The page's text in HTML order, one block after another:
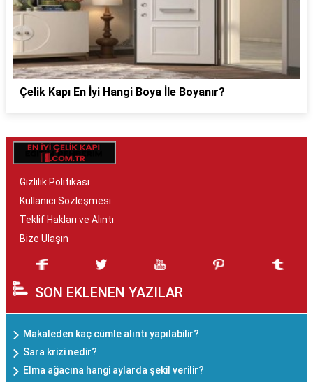
Çelik Kapı En İyi Hangi Boya İle Boyanır?
Gizlilik Politikası
Kullanıcı Sözleşmesi
Teklif Hakları ve Alıntı
Bize Ulaşın
SON EKLENEN YAZILAR
Makaleden kaç cümle alıntı yapılabilir?
Sara krizi nedir?
Elma ağacına hangi aylarda şekil verilir?